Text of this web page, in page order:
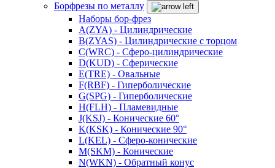
Борфрезы по металлу
Наборы бор-фрез
A(ZYA) - Цилиндрические
B(ZYAS) - Цилиндрические с торцом
C(WRC) - Сферо-цилиндрические
D(KUD) - Сферические
E(TRE) - Овальные
F(RBF) - Гиперболические
G(SPG) - Гиперболические
H(FLH) - Пламевидные
J(KSJ) - Конические 60°
K(KSK) - Конические 90°
L(KEL) - Сферо-конические
M(SKM) - Конические
N(WKN) - Обратный конус